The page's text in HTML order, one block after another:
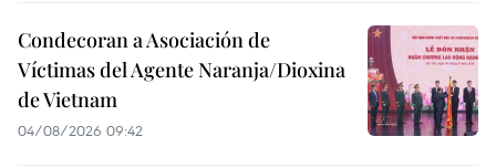
Condecoran a Asociación de
Víctimas del Agente Naranja/Dioxina
de Vietnam
04/08/2026 09:42